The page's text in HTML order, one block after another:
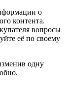
о
контента.
вопросы
её по своему
одну